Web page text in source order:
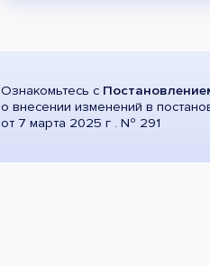
Ознакомьтесь с
о внесении изменений в
от 7 марта 2025 г . Nº 291